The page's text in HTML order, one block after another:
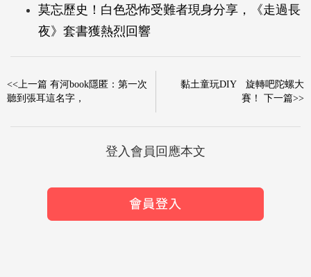
莫忘歷史！白色恐怖受難者現身分享，《走過長
夜》套書獲熱烈回響
<<上一篇 有河book隱匿：第一次
聽到張耳這名字，
黏土童玩DIY 旋轉吧陀螺大
賽！ 下一篇>>
登入會員回應本文